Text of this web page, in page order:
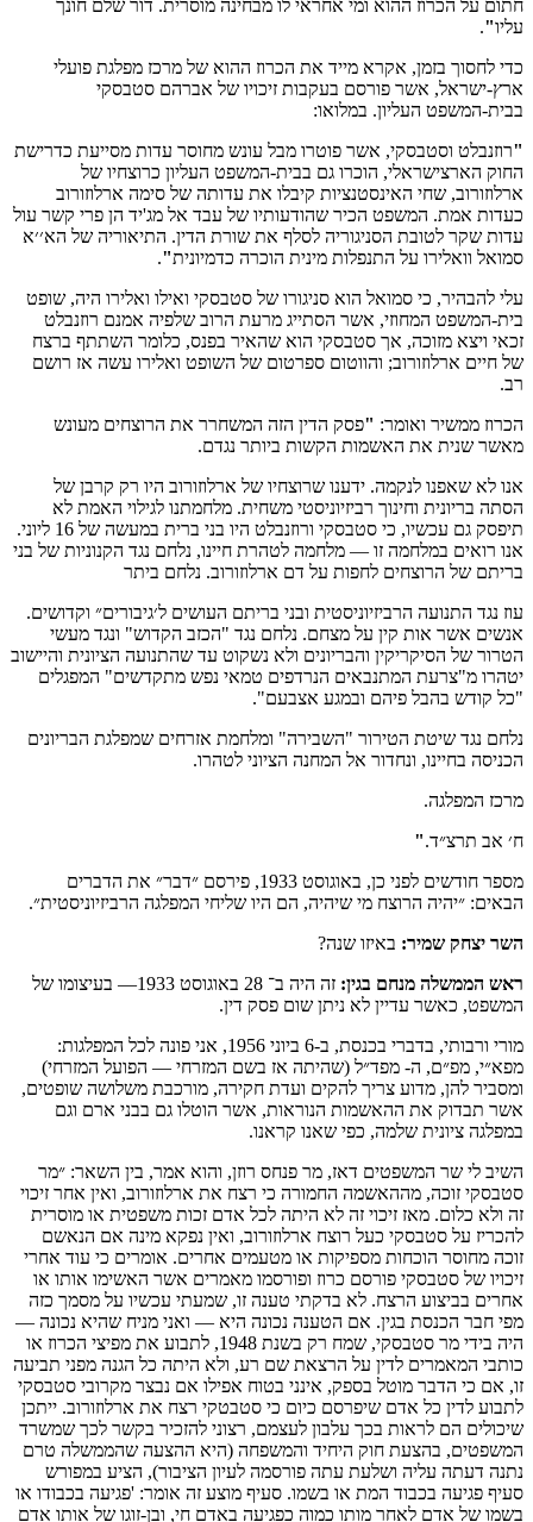
חתום על הכרוז ההוא ומי אחראי לו מבחינה מוסרית. דור שלם חונך
עליו"
.
כדי לחסוך בזמן, אקרא מייד את הכרוז ההוא של מרכז מפלגת פועלי
ארץ-ישראל, אשר פורסם בעקבות זיכויו של אברהם סטבסקי
בבית-המשפט העליון. במלואו:
"רוזנבלט וסטבסקי, אשר פוטרו מבל עונש מחוסר עדות מסייעת כדרישת
החוק הארצישראלי, הוכרו גם בבית-המשפט העליון כרוצחיו של
ארלוזורוב, שחי האינסטנציות קיבלו את עדותה של סימה ארלוזורוב
כעדות אמת. המשפט הכיר שהודעותיו של עבד אל מג'יד הן פרי קשר עול
עדות שקר לטובת הסניגוריה לסלף את שורת הדין. התיאוריה של הא׳׳א
סמואל וואלירו על התנפלות מינית הוכרה כדמיונית"
.
עלי להבהיר, כי סמואל הוא סניגורו של סטבסקי ואילו ואלירו היה, שופט
בית-המשפט המחוזי, אשר הסתייג מרעת הרוב שלפיה אמנם רוזנבלט
זכאי ויצא מזוכה, אך סטבסקי הוא שהאיר בפנס, כלומר השתתף ברצח
של חיים ארלוזורוב; והווטום ספרטום של השופט ואלירו עשה אז רושם
רב.
הכרוז ממשיר ואומר: "פסק הדין הזה המשחרר את הרוצחים מעונש
מאשר שנית את האשמות הקשות ביותר נגדם.
אנו לא שאפנו לנקמה. ידענו שרוצחיו של ארלוזורוב היו רק קרבן של
הסתה בריונית וחינוך רביזיוניסטי משחית. מלחמתנו לגילוי האמת לא
תיפסק גם עכשיו, כי סטבסקי ורוזנבלט היו בני ברית במעשה של 16 ליוני.
אנו רואים במלחמה זו — מלחמה לטהרת חיינו, נלחם נגד הקנוניות של בני
בריתם של הרוצחים לחפות על דם ארלוזורוב. נלחם ביתר
עוז נגד התנועה הרביזיוניסטית ובני בריתם העושים ל׳גיבורים״ וקדושים.
אנשים אשר אות קין על מצחם. נלחם נגד "הכזב הקדוש" ונגד מעשי
הטרור של הסיקריקין והבריונים ולא נשקוט עד שהתנועה הציונית והיישוב
יטהרו מ"צרעת המתנבאים הנרדפים טמאי נפש מתקדשים" המפגלים
"כל קודש בהבל פיהם ובמגע אצבעם".
נלחם נגד שיטת הטירור "השבירה" ומלחמת אזרחים שמפלגת הבריונים
הכניסה בחיינו, ונחדור אל המחנה הציוני לטהרו.
מרכז המפלגה.
ח׳ אב תרצ״ד."
מספר חודשים לפני כן, באוגוסט 1933, פירסם ״דבר״ את הדברים
הבאים: ״יהיה הרוצח מי שיהיה, הם היו שליחי המפלגה הרביזיוניסטית״.
השר יצחק שמיר: באיזו שנה?
ראש הממשלה מנחם בגין:
זה היה ב־ 28 באוגוסט 1933— בעיצומו של
המשפט, כאשר עדיין לא ניתן שום פסק דין.
מורי ורבותי, בדברי בכנסת, ב-6 ביוני 1956, אני פונה לכל המפלגות:
מפא״י, מפ״ם, ה- מפד״ל (שהיתה אז בשם המזרחי — הפועל המזרחי)
ומסביר להן, מדוע צריך להקים ועדת חקירה, מורכבת משלושה שופטים,
אשר תבדוק את ההאשמות הנוראות, אשר הוטלו גם בבני ארם וגם
במפלגה ציונית שלמה, כפי שאנו קראנו.
השיב לי שר המשפטים דאז, מר פנחס רוזן, והוא אמר, בין השאר: ״מר
סטבסקי זוכה, מההאשמה החמורה כי רצח את ארלוזורוב, ואין אחר זיכוי
זה ולא כלום. מאז זיכוי זה לא היתה לכל אדם זכות משפטית או מוסרית
להכריז על סטבסקי כעל רוצח ארלוזורוב, ואין נפקא מינה אם הנאשם
זוכה מחוסר הוכחות מספיקות או מטעמים אחרים. אומרים כי עוד אחרי
זיכויו של סטבסקי פורסם כרוז ופורסמו מאמרים אשר האשימו אותו או
אחרים בביצוע הרצח. לא בדקתי טענה זו, שמעתי עכשיו על מסמך כזה
מפי חבר הכנסת בגין. אם הטענה נכונה היא — ואני מניח שהיא נכונה —
היה בידי מר סטבסקי, שמח רק בשנת 1948, לתבוע את מפיצי הכרוז או
כותבי המאמרים לדין על הרצאת שם רע, ולא היתה כל הגנה מפני תביעה
זו, אם כי הדבר מוטל בספק, אינני בטוח אפילו אם נבצר מקרובי סטבסקי
לתבוע לדין כל אדם שיפרסם כיום כי סטבטקי רצח את ארלוזורוב. ייתכן
שיכולים הם לראות בכך עלבון לעצמם, רצוני להזכיר בקשר לכך שמשרד
המשפטים, בהצעת חוק היחיד והמשפחה (היא ההצעה שהממשלה טרם
נתנה דעתה עליה ושלעת עתה פורסמה לעיון הציבור), הציע במפורש
סעיף פגיעה בכבוד המת או בשמו. סעיף מוצע זה אומר: 'פגיעה בכבודו או
בשמו של אדם לאחר מותו כמוה כפגיעה באדם חי, ובן-זוגו של אותו אדם